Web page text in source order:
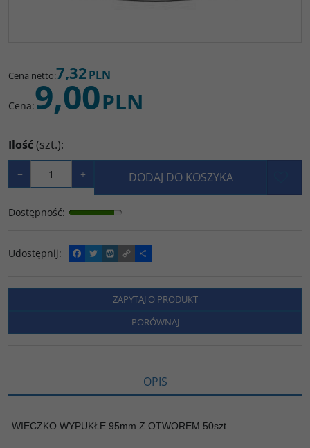
Cena netto:7,32PLN
Cena:9,00PLN
Ilość(szt.):
− + DODAJ DO KOSZYKA
Dostępność:
Udostępnij:
F
a
e
k
T
w
t
W
y
o
p
C
o
y
L
n
k
P
o
z
i
e
l
s
ZAPYTAJ O PRODUKT
PORÓWNAJ
OPIS
WIECZKO WYPUKŁE 95mm Z OTWOREM 50szt